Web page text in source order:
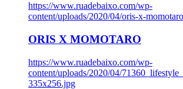
https://www.ruadebaixo.com/wp-
content/uploads/2020/04/oris-x-
ORIS X MOMOTARO
https://www.ruadebaixo.com/wp-
content/uploads/2020/04/
335x256.jpg